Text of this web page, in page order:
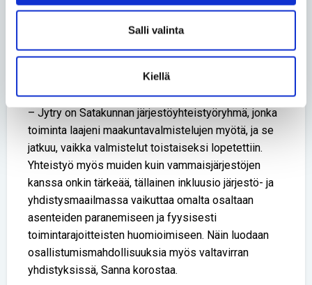
Salli valinta
Kiellä
kuuluu vammaisneuvostoon ja vie näin agendaa
Laajaa järjestötyöyhteistyötä pitää puolestaan yllä
invalidiyhdistykset ovat mukana aktiivisesti.
– Jytry on Satakunnan järjestöyhteistyöryhmä, jonka
toiminta laajeni maakuntavalmistelujen myötä, ja se
jatkuu, vaikka valmistelut toistaiseksi lopetettiin.
Yhteistyö myös muiden kuin vammaisjärjestöjen
kanssa onkin tärkeää, tällainen inkluusio järjestö- ja
yhdistysmaailmassa vaikuttaa omalta osaltaan
asenteiden paranemiseen ja fyysisesti
toimintarajoitteisten huomioimiseen. Näin luodaan
osallistumismahdollisuuksia myös valtavirran
yhdistyksissä, Sanna korostaa.